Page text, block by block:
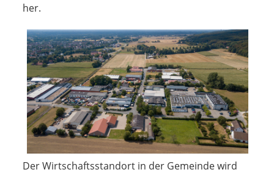
her.
Der Wirtschaftsstandort in der Gemeinde wird